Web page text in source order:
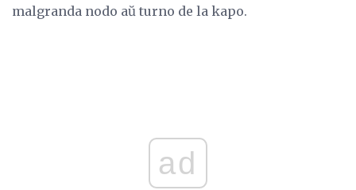
malgranda nodo aŭ turno de la kapo.
ad